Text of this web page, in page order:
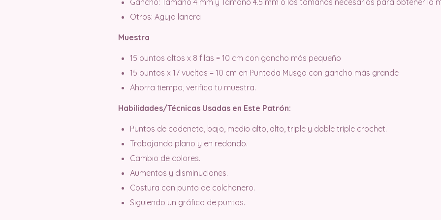
Gancho: Tamaño 4 mm y Tamaño 4.5 mm o los tamaños necesarios para obtener la
Otros: Aguja lanera
Muestra
15 puntos altos x 8 filas = 10 cm con gancho más pequeño
15 puntos x 17 vueltas = 10 cm en Puntada Musgo con gancho más grande
Ahorra tiempo, verifica tu muestra.
Habilidades/Técnicas Usadas en Este Patrón:
Puntos de cadeneta, bajo, medio alto, alto, triple y doble triple crochet.
Trabajando plano y en redondo.
Cambio de colores.
Aumentos y disminuciones.
Costura con punto de colchonero.
Siguiendo un gráfico de puntos.